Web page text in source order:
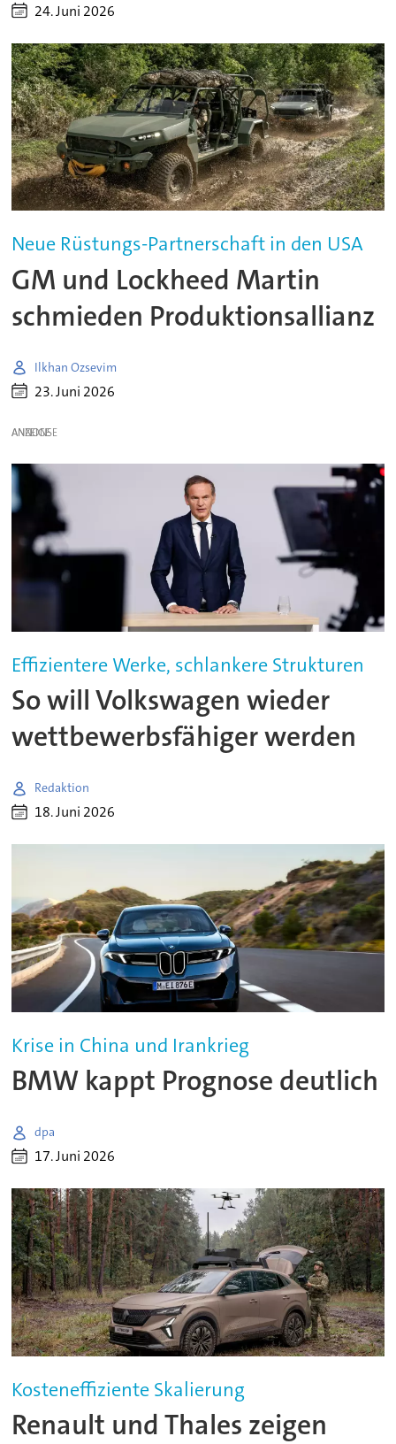
24. Juni 2026
Neue Rüstungs-Partnerschaft in den USA
GM und Lockheed Martin
schmieden Produktionsallianz
Ilkhan Ozsevim
23. Juni 2026
ANZEIGE
Effizientere Werke, schlankere Strukturen
So will Volkswagen wieder
wettbewerbsfähiger werden
Redaktion
18. Juni 2026
Krise in China und Irankrieg
BMW kappt Prognose deutlich
dpa
17. Juni 2026
Kosteneffiziente Skalierung
Renault und Thales zeigen